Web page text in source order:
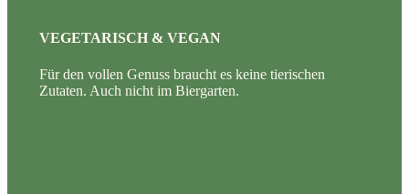
VEGETARISCH & VEGAN
Für den vollen Genuss braucht es keine tierischen
Zutaten. Auch nicht im Biergarten.